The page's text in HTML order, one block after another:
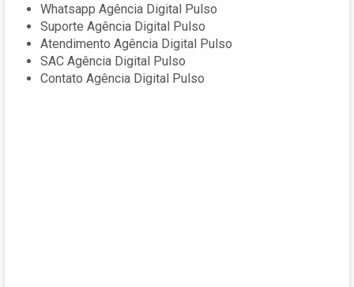
Whatsapp Agência Digital Pulso
Suporte Agência Digital Pulso
Atendimento Agência Digital Pulso
SAC Agência Digital Pulso
Contato Agência Digital Pulso